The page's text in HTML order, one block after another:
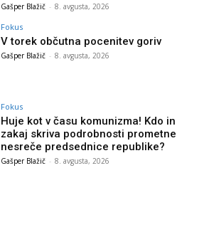
Gašper Blažič - 8. avgusta, 2026
Fokus
V torek občutna pocenitev goriv
Gašper Blažič - 8. avgusta, 2026
Fokus
Huje kot v času komunizma! Kdo in
zakaj skriva podrobnosti prometne
nesreče predsednice republike?
Gašper Blažič - 8. avgusta, 2026